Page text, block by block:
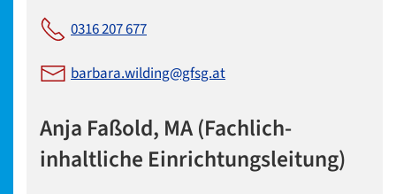
0316 207 677
barbara.wilding@gfsg.at
Anja Faßold, MA (Fachlich-
inhaltliche Einrichtungsleitung)